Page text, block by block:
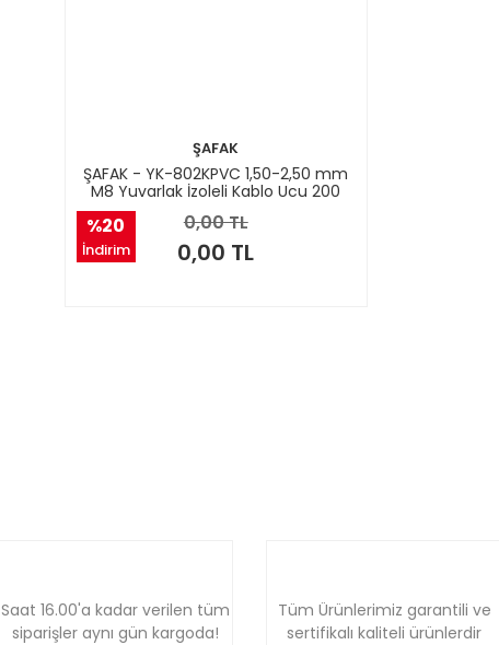
%20
İndirim
ŞAFAK
ŞAFAK - YK-802KPVC 1,50-2,50 mm
M8 Yuvarlak İzoleli Kablo Ucu 200
0,00 TL
0,00 TL
Saat 16.00'a kadar verilen tüm
siparişler aynı gün kargoda!
Tüm Ürünlerimiz garantili ve
sertifikalı kaliteli ürünlerdir